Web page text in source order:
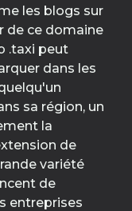
les blogs sur
de ce domaine
.taxi peut
dans les
sa région, un
la
de
variété
de
entreprises